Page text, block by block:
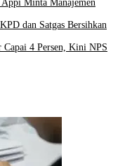
Minta Manajemen
dan Satgas Bersihkan
Capai 4 Persen, Kini NPS